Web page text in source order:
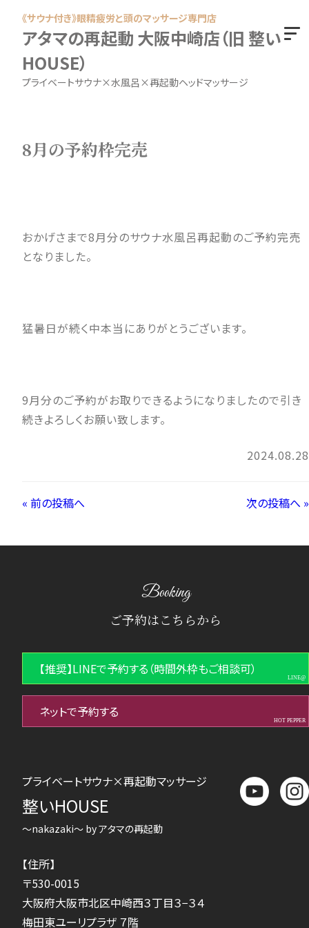
《サウナ付き》眼精疲労と頭のマッサージ専門店
アタマの再起動 大阪中崎店（旧 整い
HOUSE）
プライベートサウナ×水風呂×再起動ヘッドマッサージ
8月の予約枠完売
おかげさまで8月分のサウナ水風呂再起動のご予約完売
となりました。
猛暑日が続く中本当にありがとうございます。
9月分のご予約がお取りできるようになりましたので引き
続きよろしくお願い致します。
2024.08.28
« 前の投稿へ 次の投稿へ »
Booking
ご予約はこちらから
【推奨】LINEで予約する（時間外枠もご相談可）
ネットで予約する
プライベートサウナ×再起動マッサージ
整いHOUSE
～nakazaki～ by アタマの再起動
【住所】
〒530-0015
大阪府大阪市北区中崎西３丁目３−３４
梅田東ユーリプラザ ７階